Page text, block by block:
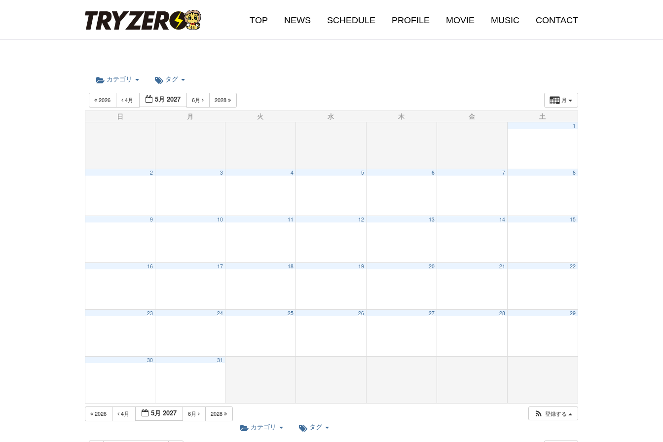
TOP NEWS SCHEDULE PROFILE MOVIE MUSIC CONTACT
カテゴリ タグ
月
2026 4月 5月 2027 6月 2028
日 月 火 水 木 金 土
1
2 3 4 5 6 7 8
9 10 11 12 13 14 15
16 17 18 19 20 21 22
23 24 25 26 27 28 29
30 31
2026 4月 5月 2027 6月 2028 登録する
カテゴリ タグ